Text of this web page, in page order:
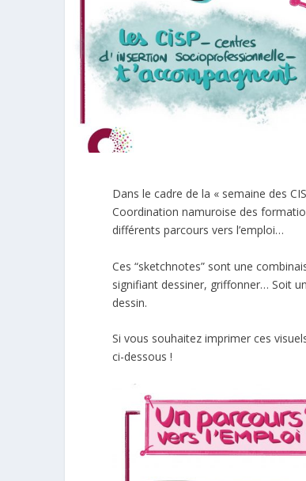
Dans le cadre de la « semaine des
Coordination namuroise des
différents parcours vers l’emploi…
Ces “sketchnotes” sont une
signifiant dessiner, griffonner… Soit
dessin.
Si vous souhaitez imprimer ces
ci-dessous !